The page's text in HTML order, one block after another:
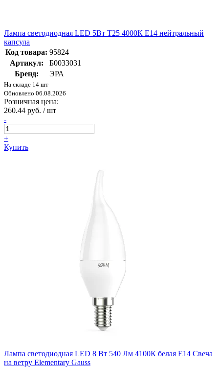
Лампа светодиодная LED 5Вт Т25 4000К Е14 нейтральный
капсула
Код товара: 95824
Артикул:
Б0033031
Бренд:
ЭРА
На складе 14 шт
Обновлено 06.08.2026
Розничная цена:
260.44 руб. / шт
-
+
Купить
Лампа светодиодная LED 8 Вт 540 Лм 4100К белая Е14 Свеча
на ветру Elementary Gauss